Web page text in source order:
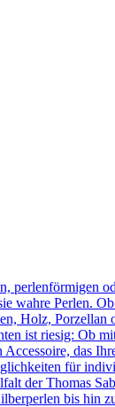
wahre Perlen.
Holz, Porzellan
ist riesig: Ob
das
für
der Thomas
bis